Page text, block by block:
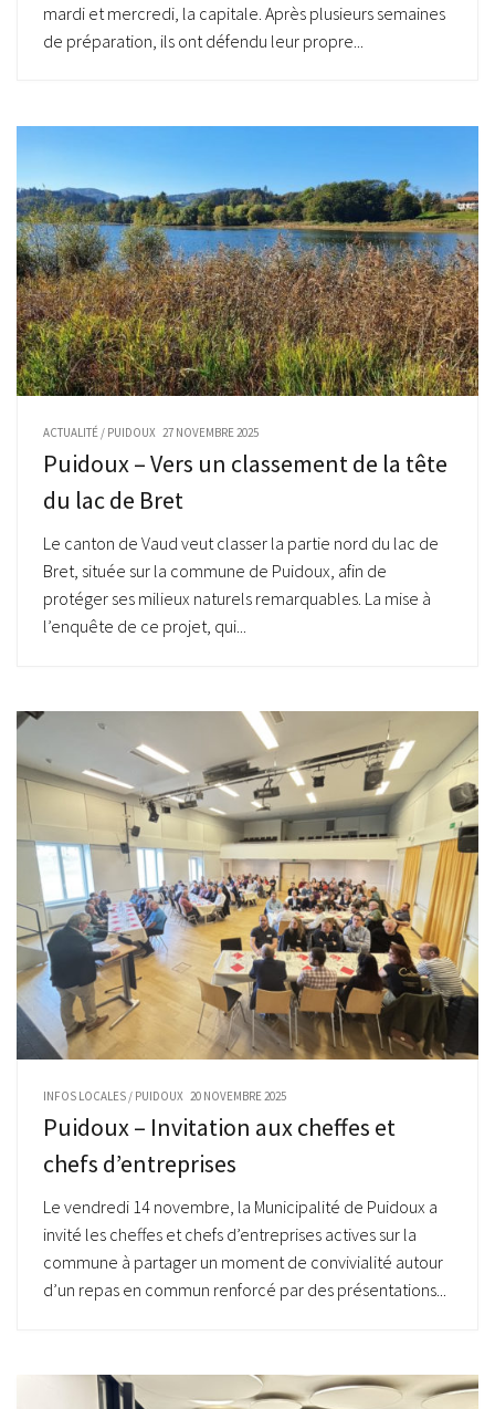
mardi et mercredi, la capitale. Après plusieurs semaines
de préparation, ils ont défendu leur propre...
ACTUALITÉ / PUIDOUX 27 NOVEMBRE 2025
Puidoux – Vers un classement de la tête
du lac de Bret
Le canton de Vaud veut classer la partie nord du lac de
Bret, située sur la commune de Puidoux, afin de
protéger ses milieux naturels remarquables. La mise à
l’enquête de ce projet, qui...
INFOS LOCALES / PUIDOUX 20 NOVEMBRE 2025
Puidoux – Invitation aux cheffes et
chefs d’entreprises
Le vendredi 14 novembre, la Municipalité de Puidoux a
invité les cheffes et chefs d’entreprises actives sur la
commune à partager un moment de convivialité autour
d’un repas en commun renforcé par des présentations...